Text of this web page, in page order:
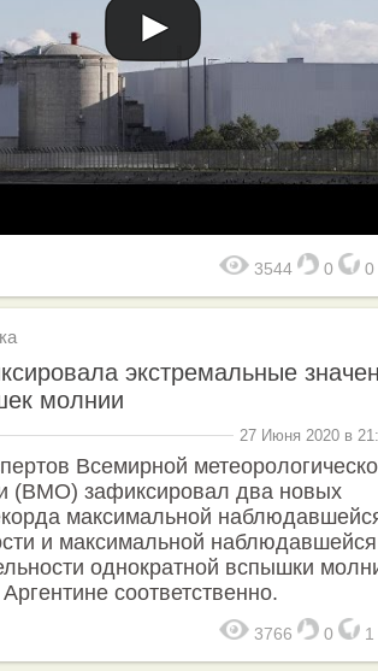
3544 0 0
экстремальные
молнии
27 Июня 2020 в
Всемирной
(ВМО) зафиксировал два новых
максимальной
и максимальной наблюдавшейся
однократной вспышки
соответственно.
3766 0 1